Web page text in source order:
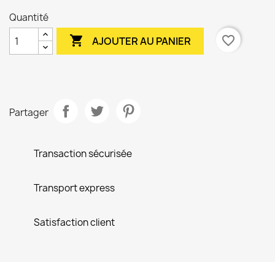
Quantité
 AJOUTER AU PANIER favorite_border
Partager
Transaction sécurisée
Transport express
Satisfaction client